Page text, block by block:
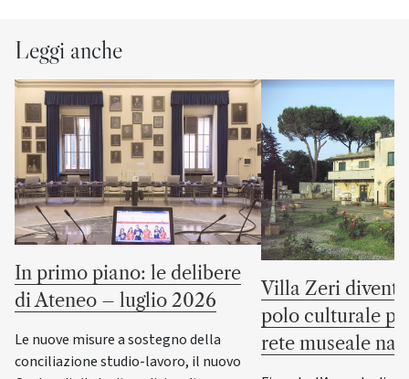
Leggi anche
In primo piano: le delibere
di Ateneo – luglio 2026
Le nuove misure a sostegno della
conciliazione studio-lavoro, il nuovo
Villa Zeri
polo culturale
rete museale